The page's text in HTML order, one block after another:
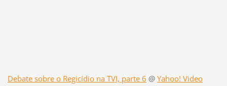
Debate sobre o Regicídio na TVI, parte 6 @ Yahoo! Video